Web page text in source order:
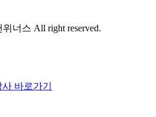
너스 All right reserved.
바로가기